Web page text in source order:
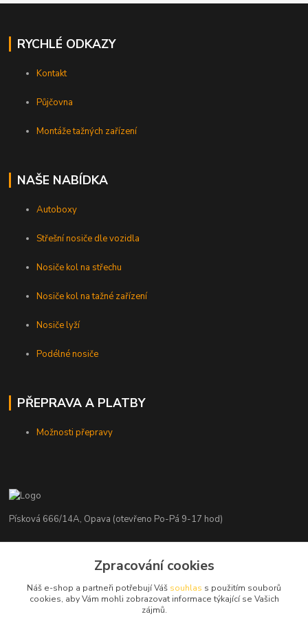
RYCHLÉ ODKAZY
Kontakt
Půjčovna
Montáže tažných zařízení
NAŠE NABÍDKA
Autoboxy
Střešní nosiče dle vozidla
Nosiče kol na střechu
Nosiče kol na tažné zařízení
Nosiče lyží
Podélné nosiče
PŘEPRAVA A PLATBY
Možnosti přepravy
Písková 666/14A, Opava (otevřeno Po-Pá 9-17 hod)
+420 776 839 986
info@nosice.com
Zpracování cookies
Náš e-shop a partneři potřebují Váš souhlas s použitím souborů
cookies, aby Vám mohli zobrazovat informace týkající se Vašich
zájmů.